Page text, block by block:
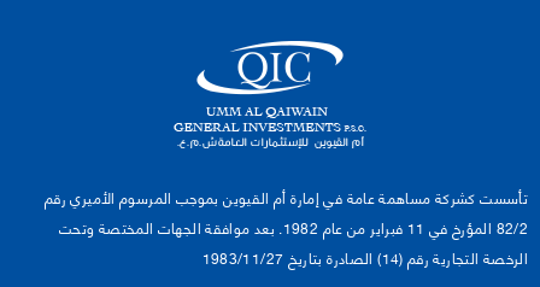
تأسست كشركة مساهمة عامة في إمارة أم القيوين بموجب المرسوم الأميري رقم
82/2 المؤرخ في 11 فبراير من عام 1982. بعد موافقة الجهات المختصة وتحت
الرخصة التجارية رقم (14) الصادرة بتاريخ 1983/11/27